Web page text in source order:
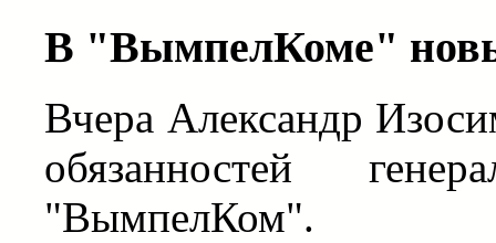
В "ВымпелКоме"
Вчера Александр
обязанностей
"ВымпелКом".